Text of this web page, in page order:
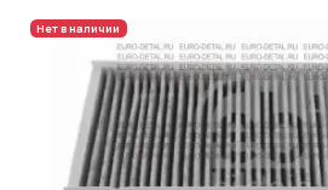
Нет в наличии